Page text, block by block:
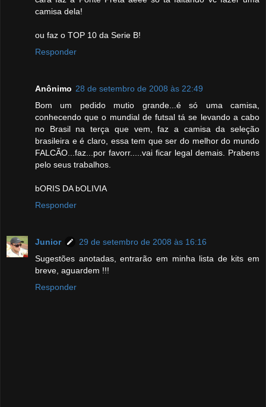
camisa dela!
ou faz o TOP 10 da Serie B!
Responder
Anônimo 28 de setembro de 2008 às 22:49
Bom um pedido mutio grande...é só uma camisa,
conhecendo que o mundial de futsal tá se levando a cabo
no Brasil na terça que vem, faz a camisa da seleção
brasileira e é claro, essa tem que ser do melhor do mundo
FALCÃO...faz...por favorr.....vai ficar legal demais. Prabens
pelo seus trabalhos.
bORIS DA bOLIVIA
Responder
Junior
29 de setembro de 2008 às 16:16
Sugestões anotadas, entrarão em minha lista de kits em
breve, aguardem !!!
Responder